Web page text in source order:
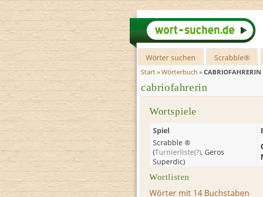
Wörter suchen Scrabble®
Start»Wörterbuch »CABRIOFAHRERIN
cabriofahrerin
Wortspiele
Spiel
Scrabble ®
(Turnierliste(?), Geros
Superdic)
Wortlisten
Wörter mit 14 Buchstaben